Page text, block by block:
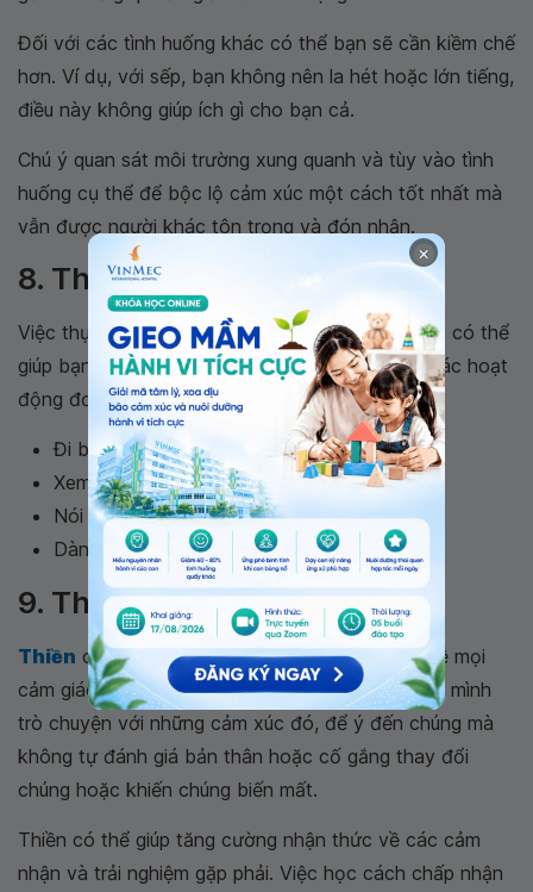
Đối với các tình huống khác có thể bạn sẽ cần kiềm chế
hơn. Ví dụ, với sếp, bạn không nên la hét hoặc lớn tiếng,
điều này không giúp ích gì cho bạn cả.
Chú ý quan sát môi trường xung quanh và tùy vào tình
huống cụ thể để bộc lộ cảm xúc một cách tốt nhất mà
vẫn được người khác tôn trọng và đón nhận.
8. Thay đổi thói quen sống
Việc thực hiện những thay đổi mới trong lối sống có thể
giúp bạn tạm thời gác lại cơn tức giận. Một số các hoạt
động đơn giản mà bạn có thể thực hiện gồm:
Đi bộ
Xem một video vui nhộn
Nói chuyện với người yêu quý
Dành thời gian chơi với thú cưng
9. Thiền
Thiền có thể giúp bạn tăng cường nhận thức về mọi
cảm giác và trải nghiệm. Khi thiền, bạn đang dạy mình
trò chuyện với những cảm xúc đó, để ý đến chúng mà
không tự đánh giá bản thân hoặc cố gắng thay đổi
chúng hoặc khiến chúng biến mất.
Thiền có thể giúp tăng cường nhận thức về các cảm
nhận và trải nghiệm gặp phải. Việc học cách chấp nhận
×